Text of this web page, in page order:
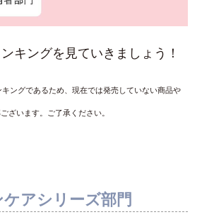
キングを見ていきましょう！
ングであるため、現在では発売していない商品や
ざいます。ご了承ください。
アシリーズ部門